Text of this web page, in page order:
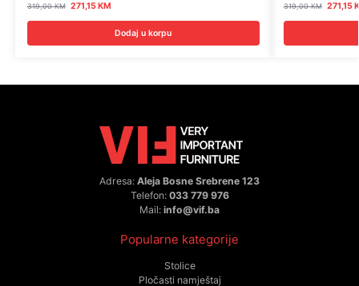
319,00KM 271,15KM
Dodaj u korpu
319,00KM 271,15
Adresa: Aleja Bosne Srebrene 123
Telefon: 033 779 976
Mail: info@vif.ba
Popularne kategorije
Stolice
Pločasti namještaj